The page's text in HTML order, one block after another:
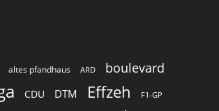
altes pfandhaus ARD boulevard
CDU DTM Effzeh F1-GP